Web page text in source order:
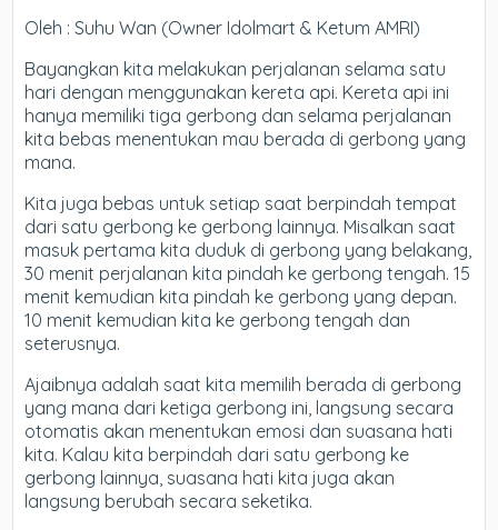
Oleh : Suhu Wan (Owner Idolmart & Ketum AMRI)
Bayangkan kita melakukan perjalanan selama satu
hari dengan menggunakan kereta api. Kereta api ini
hanya memiliki tiga gerbong dan selama perjalanan
kita bebas menentukan mau berada di gerbong yang
mana.
Kita juga bebas untuk setiap saat berpindah tempat
dari satu gerbong ke gerbong lainnya. Misalkan saat
masuk pertama kita duduk di gerbong yang belakang,
30 menit perjalanan kita pindah ke gerbong tengah. 15
menit kemudian kita pindah ke gerbong yang depan.
10 menit kemudian kita ke gerbong tengah dan
seterusnya.
Ajaibnya adalah saat kita memilih berada di gerbong
yang mana dari ketiga gerbong ini, langsung secara
otomatis akan menentukan emosi dan suasana hati
kita. Kalau kita berpindah dari satu gerbong ke
gerbong lainnya, suasana hati kita juga akan
langsung berubah secara seketika.